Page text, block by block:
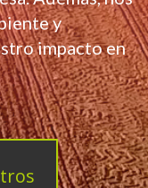
y
impacto en